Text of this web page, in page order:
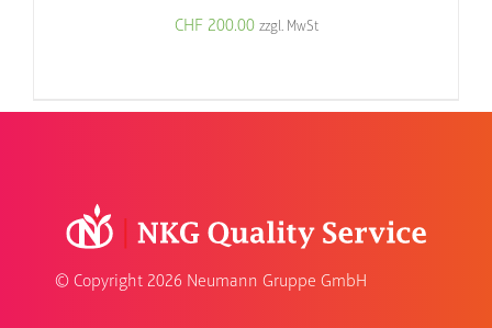
CHF 200.00 zzgl. MwSt
© Copyright 2026 Neumann Gruppe GmbH